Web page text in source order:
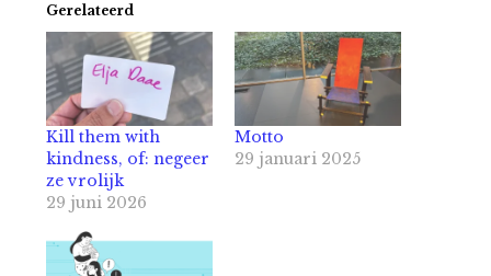
Gerelateerd
Kill them with
kindness, of: negeer
ze vrolijk
29 juni 2026
Motto
29 januari 2025